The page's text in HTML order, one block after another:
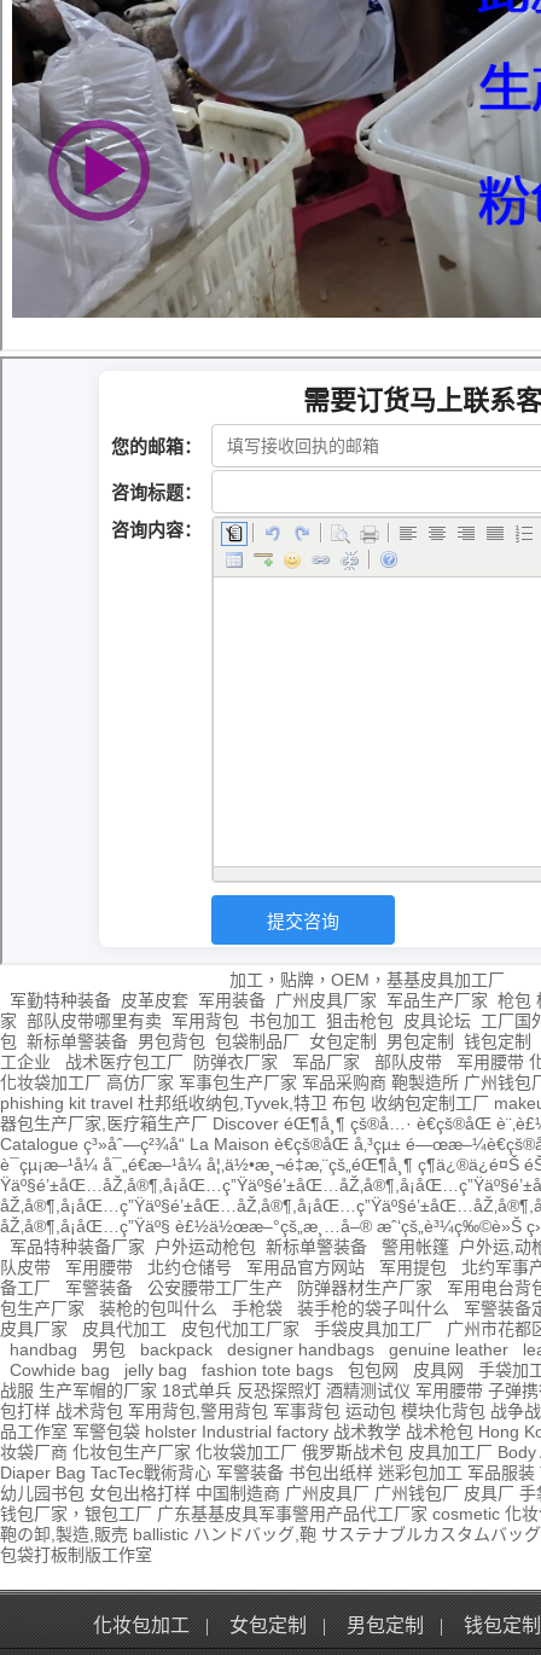
加工，贴牌，OEM，基基皮具加工厂
军勤特种装备 皮革皮套 军用装备 广州皮具厂家 军品生产厂家 枪包
家 部队皮带哪里有卖 军用背包 书包加工 狙击枪包 皮具论坛 工厂国
包 新标单警装备 男包背包 包袋制品厂 女包定制 男包定制
钱包定制
工企业
战术医疗包工厂 防弹衣厂家 军品厂家 部队皮带 军用腰带
化妆袋加工厂 高仿厂家 军事包生产厂家 军品采购商 鞄製造所 广州钱包
phishing kit travel 杜邦纸收纳包,Tyvek,特卫 布包 收纳包定制工厂
器包生产厂家,医疗箱生产厂 Discover éŒ¶å¸¶ çš®å…· è€çš®åŒ
Catalogue ç³»åˆ—ç²¾å“ La Maison è€çš®åŒ å‚³çµ±
è¯çµ¡æ–¹å¼ å¯„é€æ–¹å¼ å¦‚ä½•æ¸¬é‡æ‚¨çš„éŒ¶å¸¶ ç¶­ä¿®ä¿é¤Š
Ÿäº§é’±åŒ…åŽ‚å®¶,å¡åŒ…ç”Ÿäº§é’±åŒ…åŽ‚å®¶,å¡åŒ…ç”Ÿäº§
åŽ‚å®¶,å¡åŒ…ç”Ÿäº§é’±åŒ…åŽ‚å®¶,å¡åŒ…ç”Ÿäº§
åŽ‚å®¶,å¡åŒ…ç”Ÿäº§ è£½ä½œæ–°çš„æ¸…å–® æˆ‘çš„è³¼ç‰©è»Š
军品特种装备厂家
户外运动枪包 新标单警装备 警用帐篷 户外运,动
队皮带
军用腰带 北约仓储号 军用品官方网站 军用提包
北约军事
备工厂
军警装备 公安腰带工厂生产 防弹器材生产厂家
军用电台背
包生产厂家
装枪的包叫什么 手枪袋 装手枪的袋子叫什么
军警装备
皮具厂家
皮具代加工 皮包代加工厂家 手袋皮具加工厂
广州市花都
handbag
男包 backpack designer handbags genuine leather
Cowhide bag
jelly bag fashion tote bags 包包网 皮具网
手袋加
战服 生产军帽的厂家 18式单兵 反恐探照灯 酒精测试仪 军用腰带 子弹
包打样 战术背包 军用背包,警用背包 军事背包 运动包 模块化背包 战争
品工作室 军警包袋 holster Industrial factory 战术教学 战术枪包 Hong
妆袋厂商 化妆包生产厂家 化妆袋加工厂 俄罗斯战术包 皮具加工厂
Diaper Bag TacTec戰術背心 军警装备 书包出纸样 迷彩包加工 军品服装
幼儿园书包 女包出格打样 中国制造商 广州皮具厂 广州钱包厂 皮具厂 手
钱包厂家，银包工厂 广东基基皮具军事警用产品代工厂家 cosmetic 化
鞄の卸,製造,販売 ballistic ハンドバッグ,鞄 サステナブルカスタムバッ
包袋打板制版工作室
化妆包加工 | 女包定制 | 男包定制 | 钱包定制